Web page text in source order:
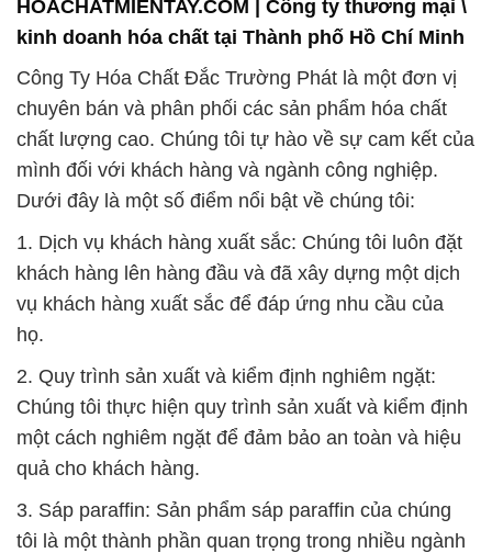
HOACHATMIENTAY.COM | Công ty thương mại \
kinh doanh hóa chất tại Thành phố Hồ Chí Minh
Công Ty Hóa Chất Đắc Trường Phát là một đơn vị
chuyên bán và phân phối các sản phẩm hóa chất
chất lượng cao. Chúng tôi tự hào về sự cam kết của
mình đối với khách hàng và ngành công nghiệp.
Dưới đây là một số điểm nổi bật về chúng tôi:
1. Dịch vụ khách hàng xuất sắc: Chúng tôi luôn đặt
khách hàng lên hàng đầu và đã xây dựng một dịch
vụ khách hàng xuất sắc để đáp ứng nhu cầu của
họ.
2. Quy trình sản xuất và kiểm định nghiêm ngặt:
Chúng tôi thực hiện quy trình sản xuất và kiểm định
một cách nghiêm ngặt để đảm bảo an toàn và hiệu
quả cho khách hàng.
3. Sáp paraffin: Sản phẩm sáp paraffin của chúng
tôi là một thành phần quan trọng trong nhiều ngành